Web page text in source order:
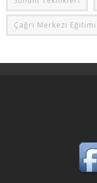
Çağrı Merkezi Eğitimi